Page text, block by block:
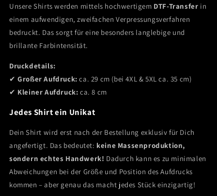
Unsere Shirts werden mittels hochwertigem DTF-Transfer in
einem aufwendigen, zweifachen Verpressungsverfahren
bedruckt. Das sorgt für eine besonders langlebige und
brillante Farbintensität.
Druckdetails:
✔Großer Aufdruck: ca. 29 cm (bei 4XL & 5XL ca. 35 cm)
✔ Kleiner Aufdruck: ca. 8 cm
Jedes Shirt ein Unikat
Dein Shirt wird erst nach der Bestellung exklusiv für Dich
angefertigt. Das bedeutet: keine Massenproduktion,
sondern echtes Handwerk! Dadurch kann es zu minimalen
Abweichungen bei der Größe und Position des Aufdrucks
kommen – aber genau das macht jedes Stück einzigartig!